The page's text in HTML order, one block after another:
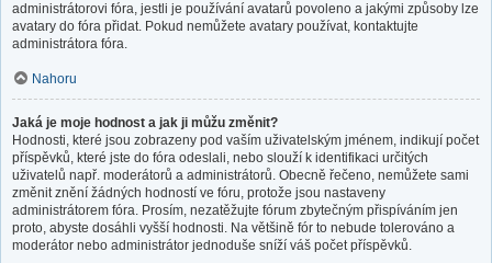
administrátorovi fóra, jestli je používání avatarů povoleno a jakými způsoby lze
avatary do fóra přidat. Pokud nemůžete avatary používat, kontaktujte
administrátora fóra.
Nahoru
Jaká je moje hodnost a jak ji můžu změnit?
Hodnosti, které jsou zobrazeny pod vaším uživatelským jménem, indikují počet
příspěvků, které jste do fóra odeslali, nebo slouží k identifikaci určitých
uživatelů např. moderátorů a administrátorů. Obecně řečeno, nemůžete sami
změnit znění žádných hodností ve fóru, protože jsou nastaveny
administrátorem fóra. Prosím, nezatěžujte fórum zbytečným přispíváním jen
proto, abyste dosáhli vyšší hodnosti. Na většině fór to nebude tolerováno a
moderátor nebo administrátor jednoduše sníží váš počet příspěvků.